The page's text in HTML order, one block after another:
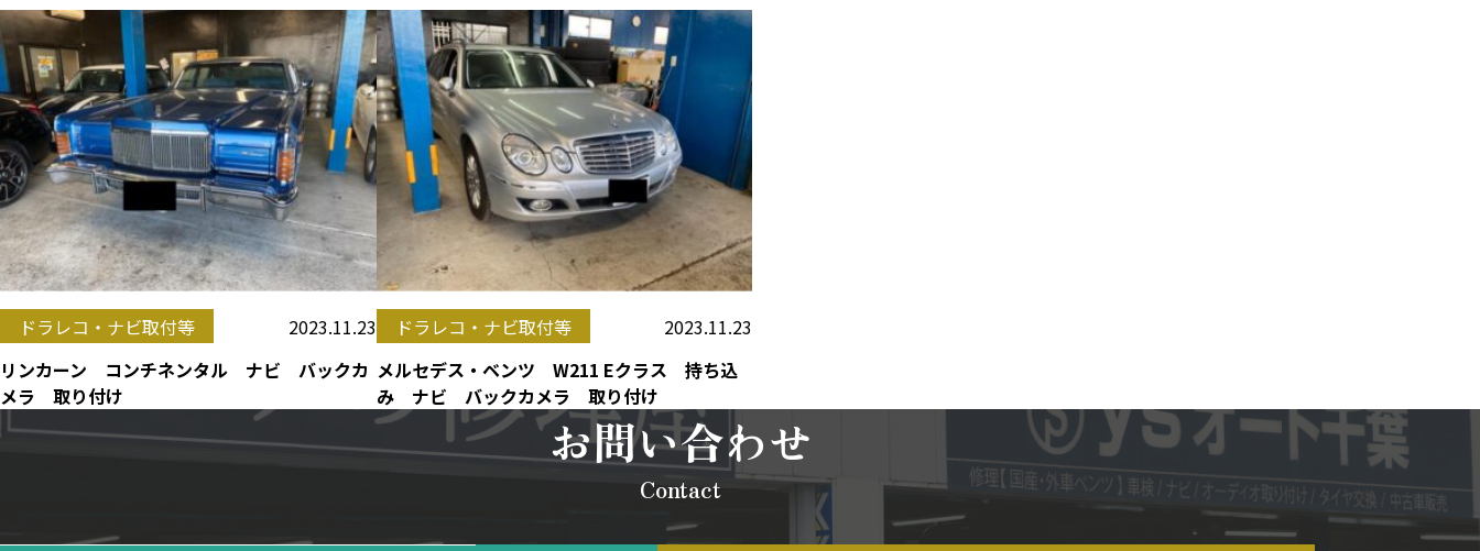
ドラレコ・ナビ取付等
2023.11.23
リンカーン コンチネンタル ナビ バックカ
メラ 取り付け
ドラレコ・ナビ取付等
2023.11.23
メルセデス・ベンツ W211 Eクラス 持ち込
み ナビ バックカメラ 取り付け
お問い合わせ
Contact